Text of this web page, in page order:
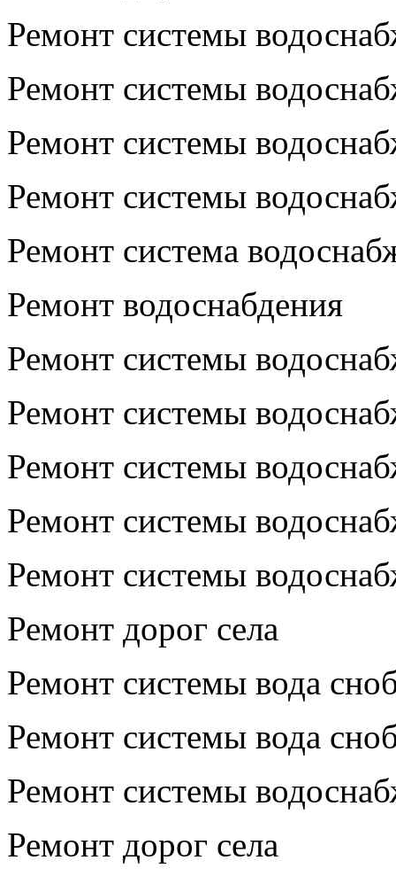
Ремонт системы
Ремонт системы
Ремонт системы
Ремонт системы
Ремонт система
Ремонт водоснабдения
Ремонт системы
Ремонт системы
Ремонт системы
Ремонт системы
Ремонт системы
Ремонт дорог села
Ремонт системы вода
Ремонт системы вода
Ремонт системы
Ремонт дорог села